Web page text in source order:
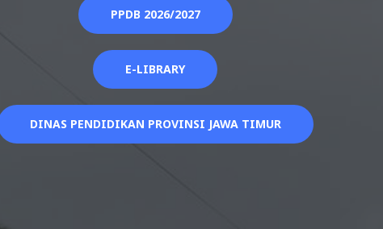
PPDB 2026/2027
E-LIBRARY
DINAS PENDIDIKAN PROVINSI JAWA TIMUR